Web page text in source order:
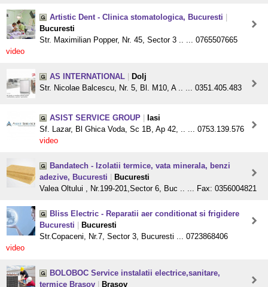
Artistic Dent - Clinica stomatologica, Bucuresti
Bucuresti
Str. Maximilian Popper, Nr. 45, Sector 3 .. ... 0765507665
video
AS INTERNATIONAL
Dolj
Str. Nicolae Balcescu, Nr. 5, Bl. M10, A .. ... 0351.405.483
ASIST SERVICE GROUP
Iasi
Sf. Lazar, Bl Ghica Voda, Sc 1B, Ap 42, .. ... 0753.139.576
video
Bandatech - Izolatii termice, vata minerala, benzi
adezive, Bucuresti
Bucuresti
Valea Oltului , Nr.199-201,Sector 6, Buc .. ... Fax: 0356004821
Bliss Electric - Reparatii aer conditionat si frigidere
Bucuresti
Bucuresti
Str.Copaceni, Nr.7, Sector 3, Bucuresti ... 0723868406
video
BOLOBOC Service instalatii electrice,sanitare,
termice Brasov
Brasov